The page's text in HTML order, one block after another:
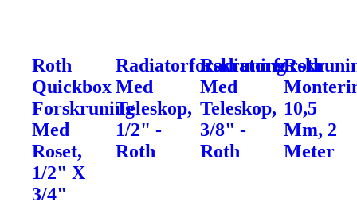
Roth
Quickbox
Forskruning
Med
Roset,
1/2" X
3/4"
Radiatorforskruning
Med
Teleskop,
1/2" -
Roth
Med
Teleskop,
3/8" -
Roth
Roth
10,5
Mm, 2
Meter